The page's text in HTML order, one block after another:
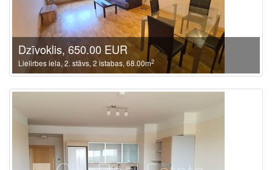
Dzīvoklis, 650.00 EUR
Lielirbes iela, 2. stāvs, 2 istabas, 68.00m2